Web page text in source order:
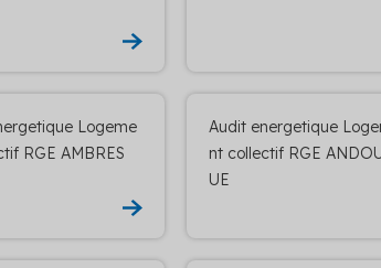
Logeme
RGE AMBRES
Audit energetique
nt collectif RGE
UE